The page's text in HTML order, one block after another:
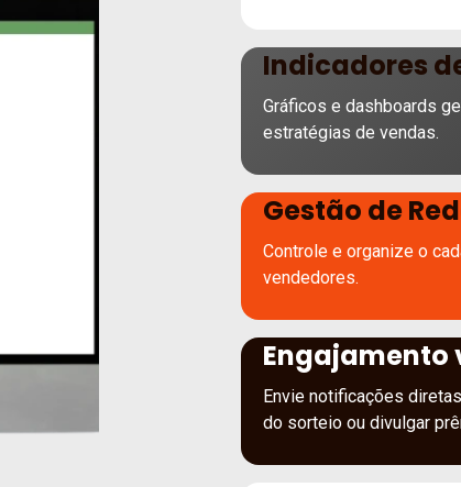
Indicadores
Gráficos e dashboards
estratégias de vendas.
Gestão de
Controle e organize o
vendedores.
Engajamento
Envie notificações
do sorteio ou divulgar